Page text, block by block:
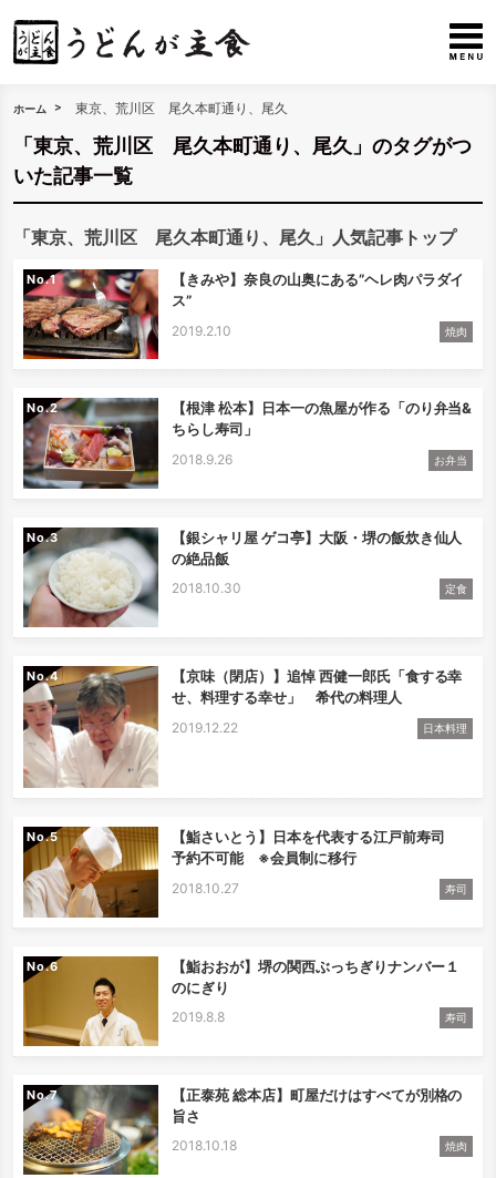
ホーム 東京、荒川区 尾久本町通り、尾久
「東京、荒川区 尾久本町通り、尾久」のタグがつ
いた記事一覧
「東京、荒川区 尾久本町通り、尾久」人気記事トップ
No.
【きみや】奈良の山奥にある”ヘレ肉パラダイ
ス”
2019.2.10 焼肉
No.
【根津 松本】日本一の魚屋が作る「のり弁当&
ちらし寿司」
2018.9.26 お弁当
No.
【銀シャリ屋 ゲコ亭】大阪・堺の飯炊き仙人
の絶品飯
2018.10.30 定食
No.
【京味（閉店）】追悼 西健一郎氏「食する幸
せ、料理する幸せ」 希代の料理人
2019.12.22 日本料理
No.
【鮨さいとう】日本を代表する江戸前寿司
予約不可能 ※会員制に移行
2018.10.27 寿司
No.
【鮨おおが】堺の関西ぶっちぎりナンバー１
のにぎり
2019.8.8 寿司
No.
【正泰苑 総本店】町屋だけはすべてが別格の
旨さ
2018.10.18 焼肉